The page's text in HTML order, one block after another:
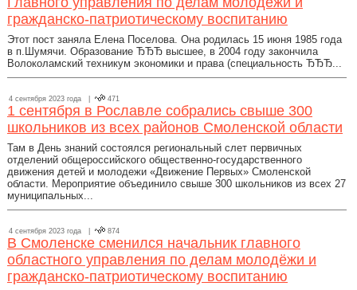
гражданско-патриотическому воспитанию
Этот пост заняла Елена Поселова. Она родилась 15 июня 1985 года
в п.Шумячи. Образование ЂЂЂ высшее, в 2004 году закончила
Волоколамский техникум экономики и права (специальность ЂЂЂ...
4 сентября 2023 года | 471
1 сентября в Рославле собрались свыше 300
школьников из всех районов Смоленской области
Там в День знаний состоялся региональный слет первичных
отделений общероссийского общественно-государственного
движения детей и молодежи «Движение Первых» Смоленской
области. Мероприятие объединило свыше 300 школьников из всех 27
муниципальных...
4 сентября 2023 года | 874
В Смоленске сменился начальник главного
областного управления по делам молодёжи и
гражданско-патриотическому воспитанию